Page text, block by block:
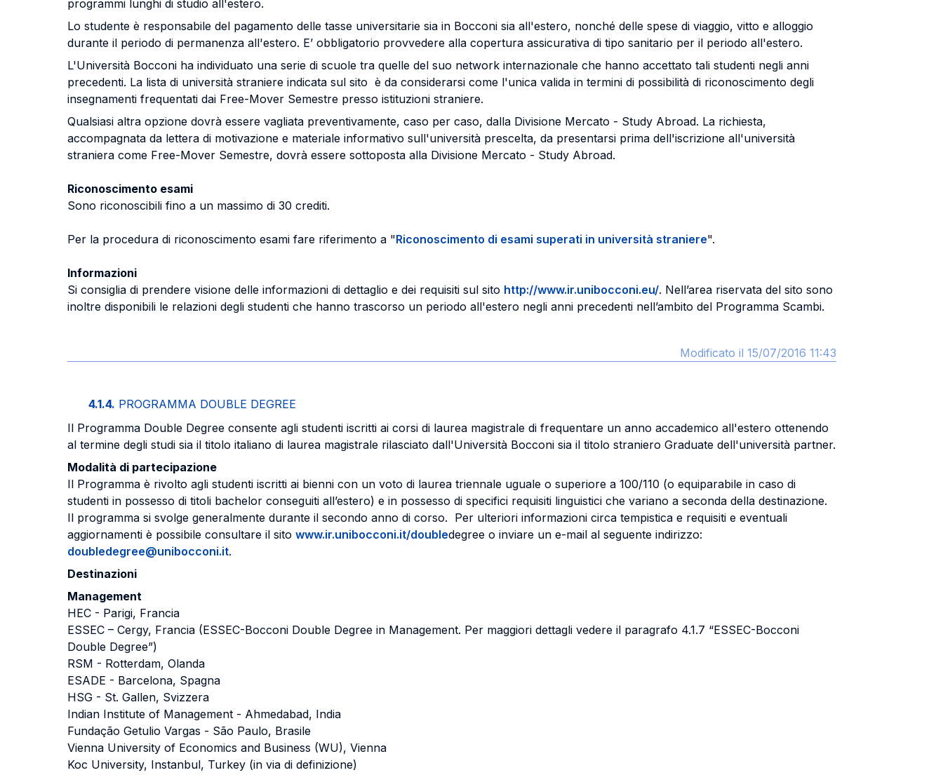
programmi lunghi di studio all'estero.
Lo studente è responsabile del pagamento delle tasse universitarie sia in Bocconi sia all'estero, nonché delle spese di viaggio, vitto e alloggio
durante il periodo di permanenza all'estero. E’ obbligatorio provvedere alla copertura assicurativa di tipo sanitario per il periodo all'estero.
L'Università Bocconi ha individuato una serie di scuole tra quelle del suo network internazionale che hanno accettato tali studenti negli anni
precedenti. La lista di università straniere indicata sul sito è da considerarsi come l'unica valida in termini di possibilità di riconoscimento degli
insegnamenti frequentati dai Free-Mover Semestre presso istituzioni straniere.
Qualsiasi altra opzione dovrà essere vagliata preventivamente, caso per caso, dalla Divisione Mercato - Study Abroad. La richiesta,
accompagnata da lettera di motivazione e materiale informativo sull'università prescelta, da presentarsi prima dell'iscrizione all'università
straniera come Free-Mover Semestre, dovrà essere sottoposta alla Divisione Mercato - Study Abroad.
Riconoscimento esami
Sono riconoscibili fino a un massimo di 30 crediti.
Per la procedura di riconoscimento esami fare riferimento a "Riconoscimento di esami superati in università straniere".
Informazioni
Si consiglia di prendere visione delle informazioni di dettaglio e dei requisiti sul sito http://www.ir.unibocconi.eu/. Nell’area riservata del sito sono
inoltre disponibili le relazioni degli studenti che hanno trascorso un periodo all'estero negli anni precedenti nell’ambito del Programma Scambi.
Modificato il 15/07/2016 11:43
4.1.4. PROGRAMMA DOUBLE DEGREE
Il Programma Double Degree consente agli studenti iscritti ai corsi di laurea magistrale di frequentare un anno accademico all'estero ottenendo
al termine degli studi sia il titolo italiano di laurea magistrale rilasciato dall'Università Bocconi sia il titolo straniero Graduate dell'università partner.
Modalità di partecipazione
Il Programma è rivolto agli studenti iscritti ai bienni con un voto di laurea triennale uguale o superiore a 100/110 (o equiparabile in caso di
studenti in possesso di titoli bachelor conseguiti all’estero) e in possesso di specifici requisiti linguistici che variano a seconda della destinazione.
Il programma si svolge generalmente durante il secondo anno di corso. Per ulteriori informazioni circa tempistica e requisiti e eventuali
aggiornamenti è possibile consultare il sito www.ir.unibocconi.it/doubledegree o inviare un e-mail al seguente indirizzo:
doubledegree@unibocconi.it.
Destinazioni
Management
HEC - Parigi, Francia
ESSEC – Cergy, Francia (ESSEC-Bocconi Double Degree in Management. Per maggiori dettagli vedere il paragrafo 4.1.7 “ESSEC-Bocconi
Double Degree”)
RSM - Rotterdam, Olanda
ESADE - Barcelona, Spagna
HSG - St. Gallen, Svizzera
Indian Institute of Management - Ahmedabad, India
Fundação Getulio Vargas - São Paulo, Brasile
Vienna University of Economics and Business (WU), Vienna
Koc University, Instanbul, Turkey (in via di definizione)